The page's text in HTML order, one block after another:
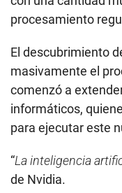
procesamiento
El descubrimiento
masivamente el
comenzó a
informáticos,
para ejecutar este
“La inteligencia
de Nvidia.